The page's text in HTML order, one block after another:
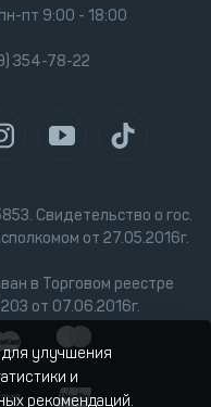
Свидетельство о гос.
от 27.05.2016г.
в Торговом реестре
от 07.06.2016г.
пт 9:00 - 18:00
354-78-22
улучшения
и
рекомендаций.